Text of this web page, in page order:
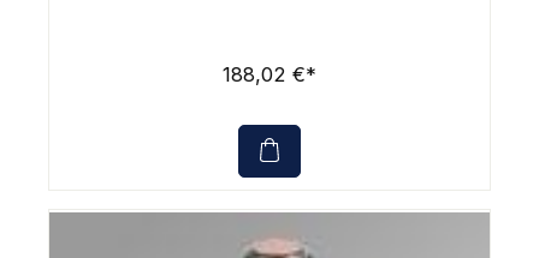
188,02 €*